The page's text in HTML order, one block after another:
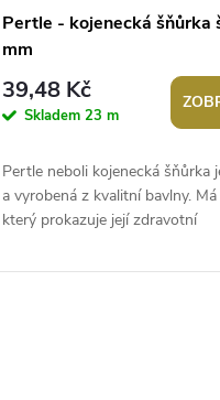
Pertle - kojenecká šňůrka
mm
39,48 Kč
Skladem 23 m
Pertle neboli kojenecká šňůrka
a vyrobená z kvalitní bavlny.
který prokazuje její zdravotní